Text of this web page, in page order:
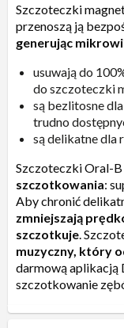
Szczoteczki
przenoszą ją
generując
usuwają do
do szczoteczki
są bezlitosne
trudno
są delikatne dla
Szczoteczki Oral-
szczotkowania:
Aby chronić
zmniejszają
szczotkuje.
muzyczny, który
darmową aplikacją
szczotkowanie